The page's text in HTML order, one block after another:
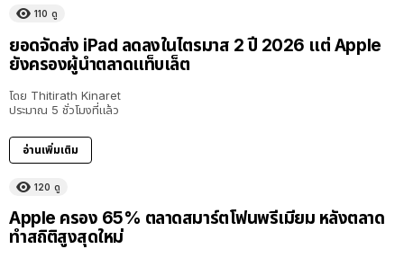
110 ดู
ยอดจัดส่ง iPad ลดลงในไตรมาส 2 ปี 2026 แต่ Apple
ยังครองผู้นำตลาดแท็บเล็ต
โดย Thitirath Kinaret
ประมาณ 5 ชั่วโมงที่แล้ว
อ่านเพิ่มเติม
120 ดู
Apple ครอง 65% ตลาดสมาร์ตโฟนพรีเมียม หลังตลาด
ทำสถิติสูงสุดใหม่